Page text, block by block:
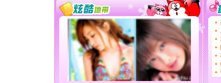
颜！冬去
道一声
[春节]
传
片叶子
送你一
[圣诞节]
你太多
要平安
[圣诞节]
能正大